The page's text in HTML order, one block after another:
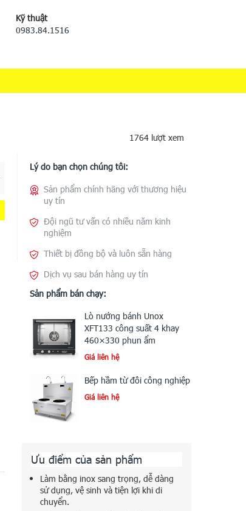
Kỹ thuật
0983.84.1516
1764 lượt xem
Lý do bạn chọn chúng tôi:
Sản phẩm chính hãng với thương hiệu
uy tín
Đội ngũ tư vấn có nhiều năm kinh
nghiệm
Thiết bị đồng bộ và luôn sẵn hàng
Dịch vụ sau bán hàng uy tín
Sản phẩm bán chạy:
Lò nướng bánh Unox
XFT133 công suất 4 khay
460×330 phun ẩm
Giá liên hệ
Bếp hầm từ đôi công nghiệp
Giá liên hệ
Ưu điểm của sản phẩm
Làm bằng inox sang trọng, dễ dàng
sử dụng, vệ sinh và tiện lợi khi di
chuyển.